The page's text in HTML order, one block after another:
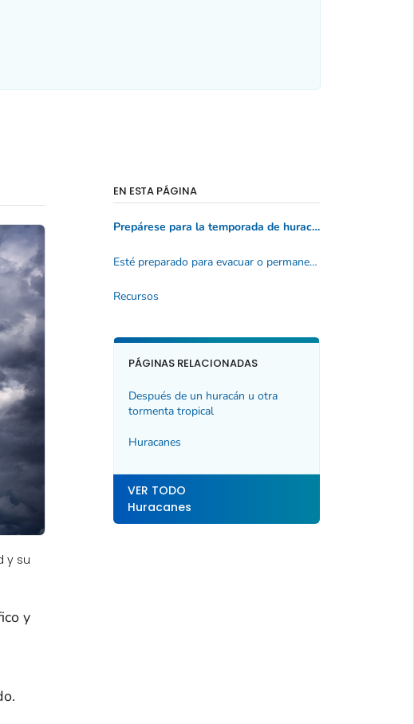
y su
y
EN ESTA PÁGINA
Prepárese para la temporada de huracanes
Esté preparado para evacuar o permanecer en su casa
Recursos
PÁGINAS RELACIONADAS
Después de un huracán u otra
tormenta tropical
Huracanes
VER TODO
Huracanes